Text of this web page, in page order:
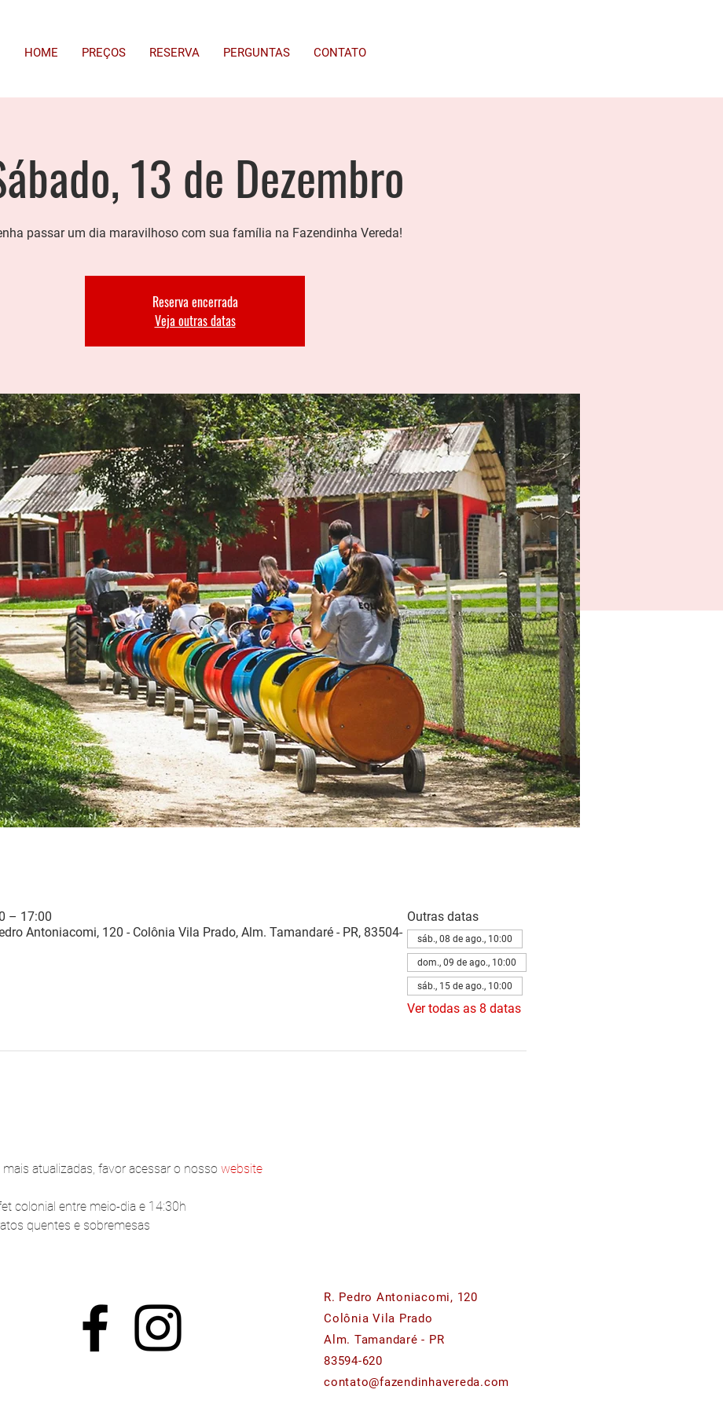
HOME PREÇOS RESERVA PERGUNTAS CONTATO
13 de Dezembro
passar um dia maravilhoso com sua família na Fazendinha Vereda!
Reserva encerrada
Veja outras datas
– 17:00
Antoniacomi, 120 - Colônia Vila Prado, Alm. Tamandaré - PR, 83504-
Outras datas
sáb., 08 de ago., 10:00
dom., 09 de ago., 10:00
sáb., 15 de ago., 10:00
Ver todas as 8 datas
atualizadas, favor acessar o nosso website
colonial entre meio-dia e 14:30h
quentes e sobremesas
R. Pedro Antoniacomi, 120
Colônia Vila Prado
Alm. Tamandaré - PR
83594-620
contato@fazendinhavereda.com